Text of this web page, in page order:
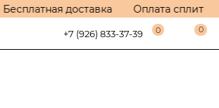
+7 (926) 833-37-39 0 0
Бесплатная доставка Оплата сплит